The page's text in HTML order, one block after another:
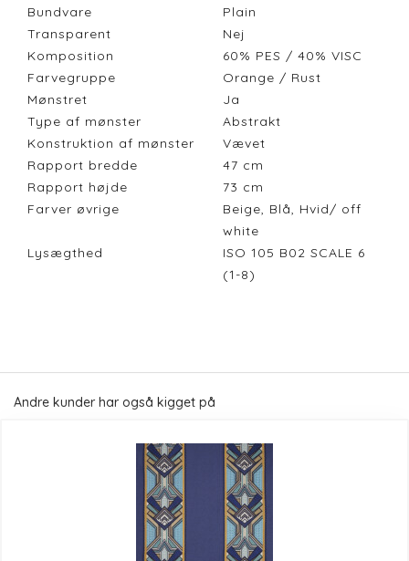
Bundvare
Plain
Transparent
Nej
Komposition
60% PES / 40% VISC
Farvegruppe
Orange / Rust
Mønstret
Ja
Type af mønster
Abstrakt
Konstruktion af mønster
Vævet
Rapport bredde
47 cm
Rapport højde
73 cm
Farver øvrige
Beige, Blå, Hvid/ off
white
Lysægthed
ISO 105 B02 SCALE 6
(1-8)
Andre kunder har også kigget på